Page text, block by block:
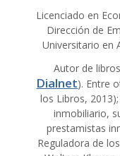
Licenciado en
Dirección de
Universitario en
Autor de
Dialnet). Entre
los Libros,
inmobiliario,
prestamistas
Reguladora de